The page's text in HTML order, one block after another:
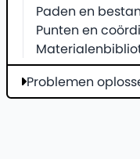
Paden en
Punten en
Problemen